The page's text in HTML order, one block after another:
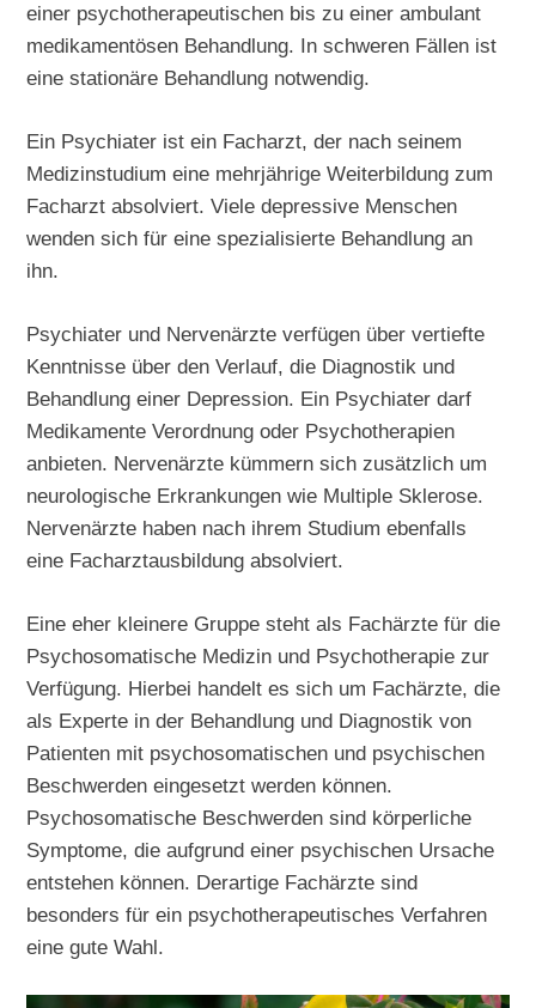
einer psychotherapeutischen bis zu einer ambulant
medikamentösen Behandlung. In schweren Fällen ist
eine stationäre Behandlung notwendig.
Ein Psychiater ist ein Facharzt, der nach seinem
Medizinstudium eine mehrjährige Weiterbildung zum
Facharzt absolviert. Viele depressive Menschen
wenden sich für eine spezialisierte Behandlung an
ihn.
Psychiater und Nervenärzte verfügen über vertiefte
Kenntnisse über den Verlauf, die Diagnostik und
Behandlung einer Depression. Ein Psychiater darf
Medikamente Verordnung oder Psychotherapien
anbieten. Nervenärzte kümmern sich zusätzlich um
neurologische Erkrankungen wie Multiple Sklerose.
Nervenärzte haben nach ihrem Studium ebenfalls
eine Facharztausbildung absolviert.
Eine eher kleinere Gruppe steht als Fachärzte für die
Psychosomatische Medizin und Psychotherapie zur
Verfügung. Hierbei handelt es sich um Fachärzte, die
als Experte in der Behandlung und Diagnostik von
Patienten mit psychosomatischen und psychischen
Beschwerden eingesetzt werden können.
Psychosomatische Beschwerden sind körperliche
Symptome, die aufgrund einer psychischen Ursache
entstehen können. Derartige Fachärzte sind
besonders für ein psychotherapeutisches Verfahren
eine gute Wahl.